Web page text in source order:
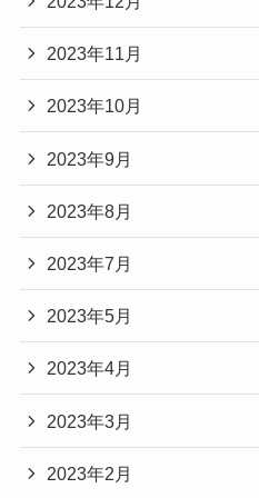
2023年11月
2023年10月
2023年9月
2023年8月
2023年7月
2023年5月
2023年4月
2023年3月
2023年2月